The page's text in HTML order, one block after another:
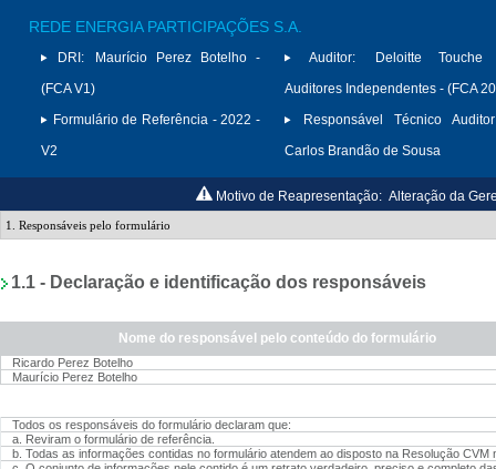
REDE ENERGIA PARTICIPAÇÕES S.A.
DRI:
Maurício Perez Botelho -
(FCA V1)
Formulário de Referência - 2022 -
V2
Auditor:
Deloitte Touche
Auditores Independentes - (FCA
Responsável Técnico
Carlos Brandão de Sousa
Motivo de Reapresentação: Alteração da